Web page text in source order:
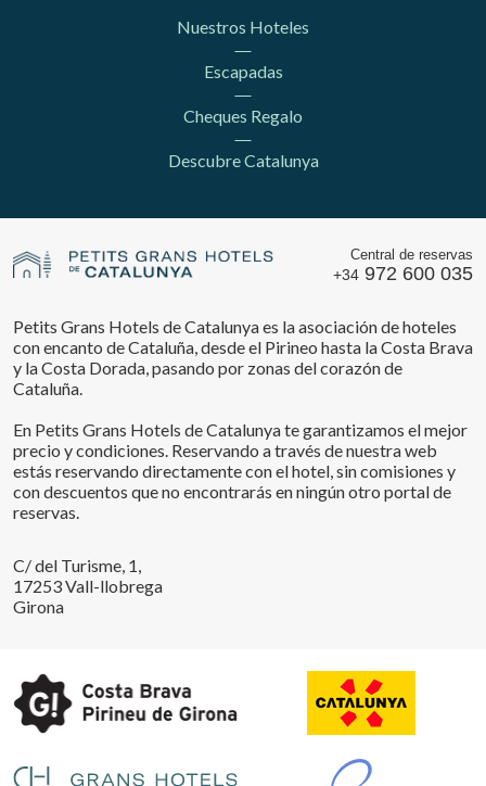
Nuestros Hoteles
Escapadas
Cheques Regalo
Descubre Catalunya
Central de reservas
+34 972 600 035
Petits Grans Hotels de Catalunya es la asociación de hoteles
con encanto de Cataluña, desde el Pirineo hasta la Costa Brava
y la Costa Dorada, pasando por zonas del corazón de
Cataluña.
En Petits Grans Hotels de Catalunya te garantizamos el mejor
precio y condiciones. Reservando a través de nuestra web
estás reservando directamente con el hotel, sin comisiones y
con descuentos que no encontrarás en ningún otro portal de
reservas.
C/ del Turisme, 1,
17253 Vall-llobrega
Girona
Aceptar todas